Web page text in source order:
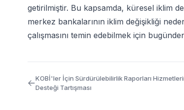
getirilmiştir. Bu kapsamda, küresel iklim
merkez bankalarının iklim değişikliği
çalışmasını temin edebilmek için
KOBİ'ler İçin Sürdürülebilirlik Raporları
Desteği Tartışması